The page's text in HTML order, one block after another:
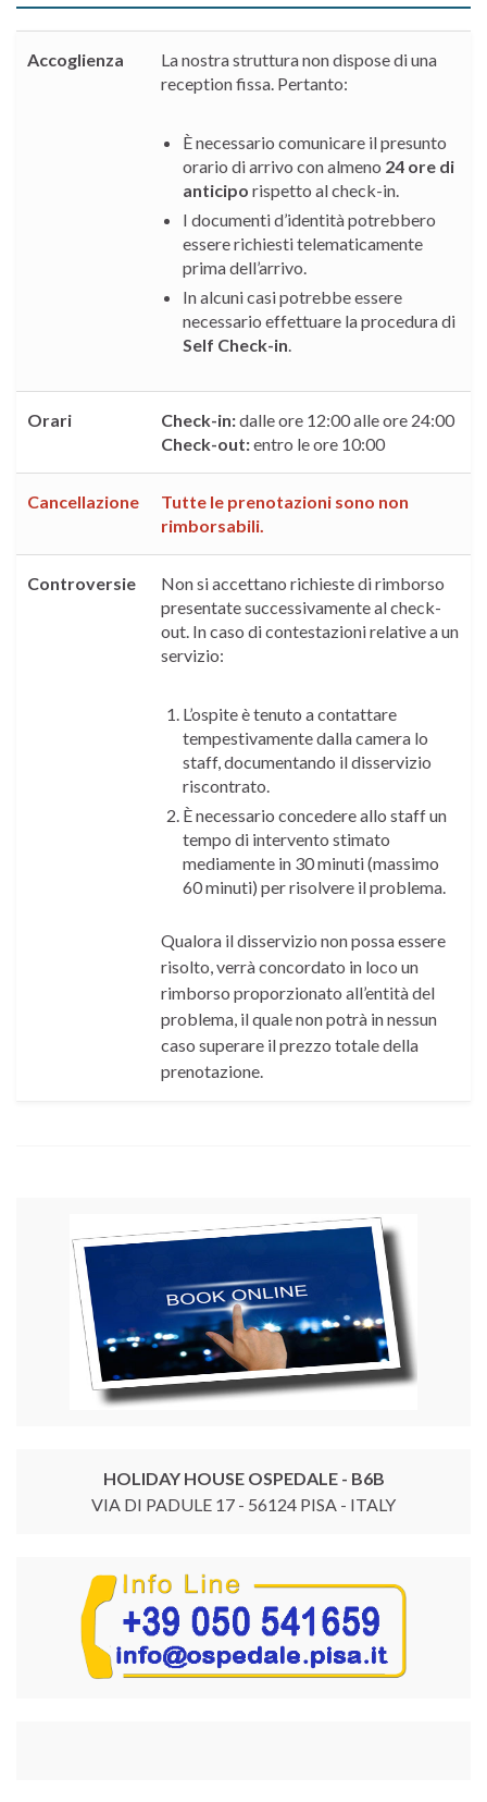
Accoglienza
La nostra struttura non dispose di una
reception fissa. Pertanto:
È necessario comunicare il presunto
orario di arrivo con almeno 24 ore di
anticipo rispetto al check-in.
I documenti d’identità potrebbero
essere richiesti telematicamente
prima dell’arrivo.
In alcuni casi potrebbe essere
necessario effettuare la procedura di
Self Check-in.
Orari Check-in:dalle ore 12:00 alle ore 24:00
Check-out:entro le ore 10:00
Cancellazione Tutte le prenotazioni sono non
rimborsabili.
Controversie
Non si accettano richieste di rimborso
presentate successivamente al check-
out. In caso di contestazioni relative a un
servizio:
L’ospite è tenuto a contattare
tempestivamente dalla camera lo
staff, documentando il disservizio
riscontrato.
È necessario concedere allo staff un
tempo di intervento stimato
mediamente in 30 minuti (massimo
60 minuti) per risolvere il problema.
Qualora il disservizio non possa essere
risolto, verrà concordato in loco un
rimborso proporzionato all’entità del
problema, il quale non potrà in nessun
caso superare il prezzo totale della
prenotazione.
HOLIDAY HOUSE OSPEDALE - B6B
VIA DI PADULE 17 - 56124 PISA - ITALY